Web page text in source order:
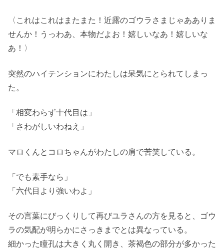
〈これはこれはまたまた！近露のゴウラさまじゃあありま
せんか！うっわあ、本物だよお！嬉しいなあ！嬉しいな
あ！〉
突然のハイテンションにわたしは呆気にとられてしまっ
た。
「相変わらず十代目は」
「さわがしいわねえ」
マロくんとコロちゃんがわたしの肩で苦笑している。
「でも素手なら」
「六代目より強いわよ」
その言葉にびっくりして再びユラさんの方を見ると、ゴウ
ラの気配が明らかにさっきまでとは異なっている。
細かった瞳孔は大きく丸く開き、茶褐色の部分が多かった